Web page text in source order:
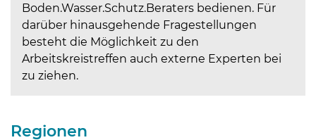
Boden.Wasser.Schutz.Beraters bedienen. Für
darüber hinausgehende Fragestellungen
besteht die Möglichkeit zu den
Arbeitskreistreffen auch externe Experten bei
zu ziehen.
Regionen